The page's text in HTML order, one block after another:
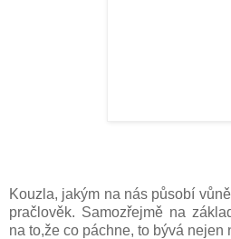
Kouzla, jakým na nás působí
pračlověk. Samozřejmě na
na to,že co páchne, to bývá